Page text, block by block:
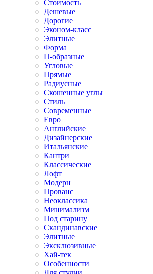
Стоимость
Дешевые
Дорогие
Эконом-класс
Элитные
Форма
П-образные
Угловые
Прямые
Радиусные
Скошенные углы
Стиль
Современные
Евро
Английские
Дизайнерские
Итальянские
Кантри
Классические
Лофт
Модерн
Прованс
Неоклассика
Минимализм
Под старину
Скандинавские
Элитные
Эксклюзивные
Хай-тек
Особенности